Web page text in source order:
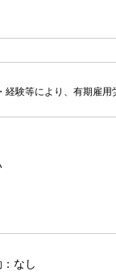
験等により、有期雇
なし